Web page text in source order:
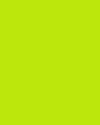
กลิ้งดินเผา 2.
ณ์ 4. ภูษิตศรัทธา
ต่าง ๆ เสื้อยันต์หลวง
ตถา ด้วยพระ
นที่ 12 สิงหาคม ถึง
ฉัย พิพิธภัณฑสถาน
วอีกว่า เส้นทางดัง
จัดการแสดงนาฏศิลป์